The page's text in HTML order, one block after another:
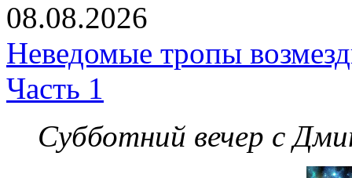
08.08.2026
Неведомые тропы
Часть 1
Субботний вечер с